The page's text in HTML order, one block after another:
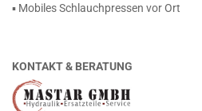
▪ Mobiles Schlauchpressen vor Ort
KONTAKT & BERATUNG